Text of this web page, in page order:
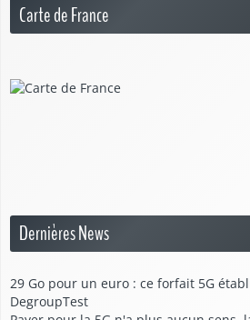
Carte de France
Dernières News
29 Go pour un euro : ce forfait 5G
DegroupTest